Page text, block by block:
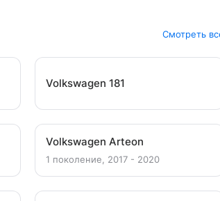
Смотреть
Volkswagen 181
Volkswagen Arteon
1 поколение, 2017 - 2020